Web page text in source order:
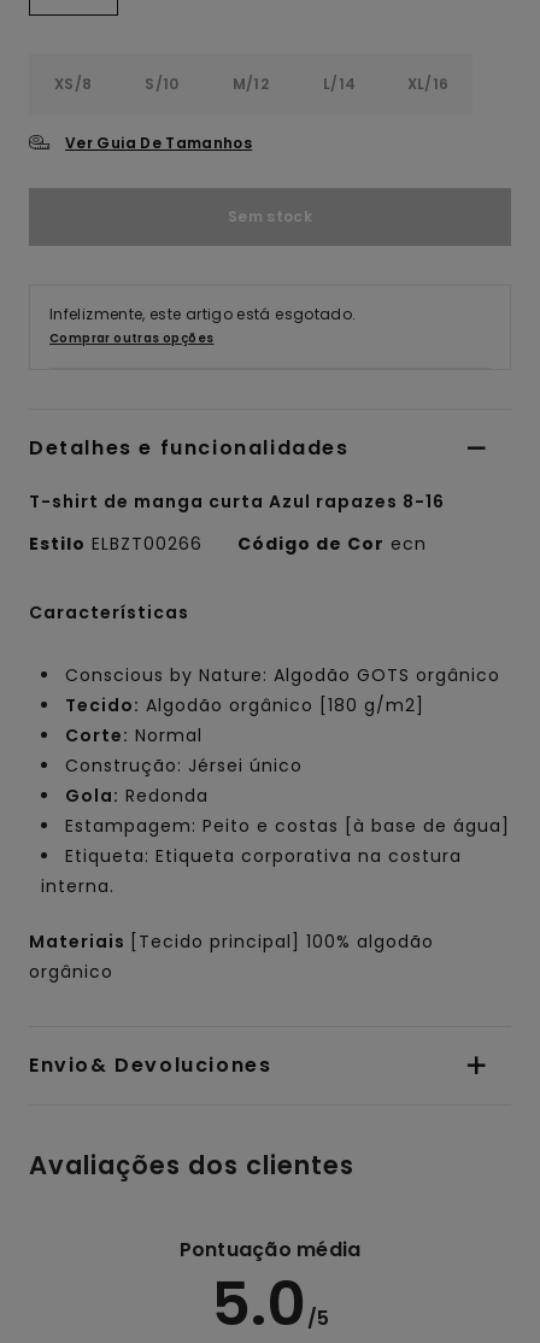
XS/8 S/10 M/12 L/14 XL/16
Ver Guia De Tamanhos
Sem stock
Infelizmente, este artigo está esgotado.
Comprar outras opções
Detalhes e funcionalidades
T-shirt de manga curta Azul rapazes 8-16
Estilo ELBZT00266 Código de Cor ecn
Características
Conscious by Nature: Algodão GOTS orgânico
Tecido: Algodão orgânico [180 g/m2]
Corte: Normal
Construção: Jérsei único
Gola: Redonda
Estampagem: Peito e costas [à base de água]
Etiqueta: Etiqueta corporativa na costura
interna.
Materiais
[Tecido principal] 100% algodão
orgânico
Envio& Devoluciones
Avaliações dos clientes
Pontuação média
5.0 /5